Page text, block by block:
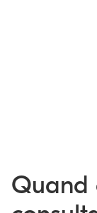
Quand